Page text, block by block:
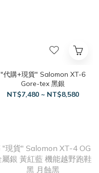
"代購+現貨" Salomon XT-6
Gore-tex 黑銀
NT$7,480 ~ NT$8,580